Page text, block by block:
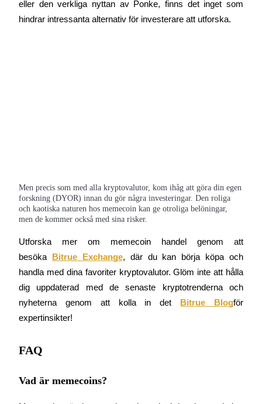
Fler evenemang
Vinn priser och exklusiva belöningar
Belöningscenter
Logga in Bli Medlem
eller den verkliga nyttan av Ponke, finns det inget som
hindrar intressanta alternativ för investerare att utforska.
Men precis som med alla kryptovalutor, kom ihåg att göra din egen
forskning (DYOR) innan du gör några investeringar. Den roliga
och kaotiska naturen hos memecoin kan ge otroliga belöningar,
men de kommer också med sina risker.
Utforska mer om memecoin handel genom att
besöka
Bitrue Exchange, där du kan börja köpa och
handla med dina favoriter kryptovalutor. Glöm inte att hålla
dig uppdaterad med de senaste kryptotrenderna och
nyheterna genom att kolla in det
Bitrue Blogför
expertinsikter!
FAQ
Vad är memecoins?